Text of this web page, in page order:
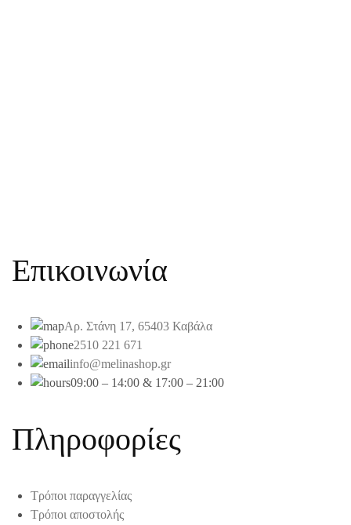
Επικοινωνία
Αρ. Στάνη 17, 65403 Καβάλα
2510 221 671
info@melinashop.gr
09:00 – 14:00 & 17:00 – 21:00
Πληροφορίες
Τρόποι παραγγελίας
Τρόποι αποστολής